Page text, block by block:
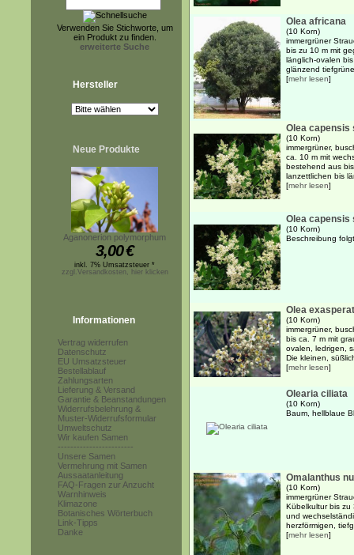
Verwenden Sie Stichworte, um
ein Produkt zu finden.
erweiterte Suche
Hersteller
Neue Produkte
Aganonerion polymorphum
3,00€
inkl. 7% Umsatzsteuer *
zzgl.Versandkosten, hier klicken
Informationen
Vertrag widerrufen
Datenschutz
EU Umsatzsteuer
Bestellablauf
Zahlungsarten
Lieferung & Versand
Garantie & Beanstandungen
Widerrufsbelehrung &
Muster-Widerrufsformular
Umweltschutz
Wir kaufen Samen
------------------------
Unsere Samen
Vermehrung mit Samen
Aussaatanleitung
FAQ-Fragen zur Anzucht
Warnhinweis
Klimazone
Botanisches Wörterbuch
Link-Tipps
Danke
Olea africana
(10 Korn)
immergrüner
bis zu 10 m mit
länglich-ovalen
glänzend
[mehr lesen]
Olea capensis
(10 Korn)
immergrüner,
ca. 10 m mit
bestehend aus
lanzettlichen bis
[mehr lesen]
Olea capensis
(10 Korn)
Beschreibung
Olea
(10 Korn)
immergrüner,
bis ca. 7 m mit
ovalen, ledrigen,
Die kleinen,
[mehr lesen]
Olearia ciliata
(10 Korn)
Baum, hellblaue
Omalanthus
(10 Korn)
immergrüner
Kübelkultur bis zu
und
herzförmigen,
[mehr lesen]